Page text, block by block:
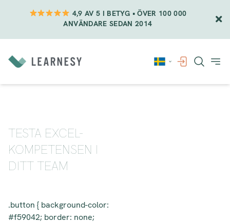
4,9 AV 5 I BETYG • ÖVER 100 000
ANVÄNDARE SEDAN 2014
till
innehåll
TESTA EXCEL-
KOMPETENSEN I
DITT TEAM
.button { background-color:
#f59042; border: none;